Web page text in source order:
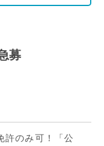
募
許のみ可！「公